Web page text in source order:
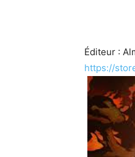
Éditeur :
https://